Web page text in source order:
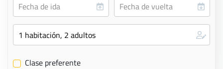
✔ Clase preferente